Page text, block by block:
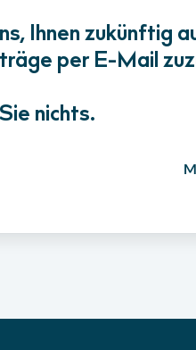
Ihnen zukünftig
per E-Mail
nichts.